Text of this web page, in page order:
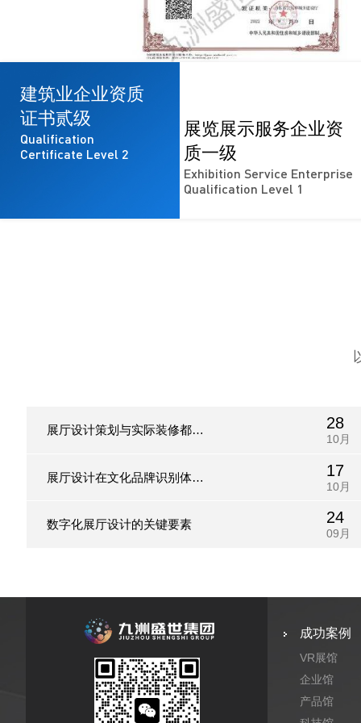
建筑业企业资质
证书贰级
Qualification
Certificate Level 2
展览展示服务企业资
质一级
Exhibition Service Enterprise
Qualification Level 1
展厅设计策划与实际装修都包
含哪些重点？
28
10月
展厅设计在文化品牌识别体系
中分为哪几类?
17
10月
数字化展厅设计的关键要素 24
09月
成功案例
VR展馆
企业馆
产品馆